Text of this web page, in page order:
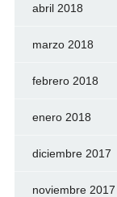
abril 2018
marzo 2018
febrero 2018
enero 2018
diciembre 2017
noviembre 2017